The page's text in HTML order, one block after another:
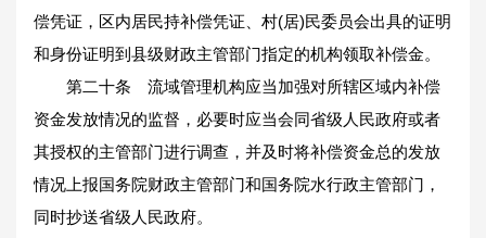
偿凭证，区内居民持补偿凭证、村(居)民委员会出具的证明
和身份证明到县级财政主管部门指定的机构领取补偿金。
第二十条 流域管理机构应当加强对所辖区域内补偿
资金发放情况的监督，必要时应当会同省级人民政府或者
其授权的主管部门进行调查，并及时将补偿资金总的发放
情况上报国务院财政主管部门和国务院水行政主管部门，
同时抄送省级人民政府。